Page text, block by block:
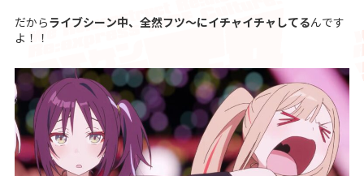
だからライブシーン中、全然フツ〜にイチャイチャしてるんです
よ！！